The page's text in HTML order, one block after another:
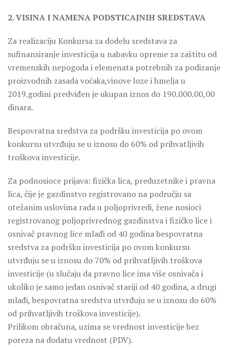
2. VISINA I NAMENA PODSTICAJNIH SREDSTAVA
Za realizaciju Konkursa za dodelu sredstava za
sufinansiranje investicija u nabavku opreme za zaštitu od
vremenskih nepogoda i elemenata potrebnih za podizanje
proizvodnih zasada voćaka,vinove loze i hmelja u
2019.godini predviđen je ukupan iznos do 190.000.00,00
dinara.
Bespovratna sredstva za podršku investicija po ovom
konkursu utvrđuju se u iznosu do 60% od prihvatljivih
troškova investicije.
Za podnosioce prijava: fizička lica, preduzetnike i pravna
lica, čije je gazdinstvo registrovano na području sa
otežanim uslovima rada u poljoprivredi, žene nosioci
registrovanog poljoprivrednog gazdinstva i fizičko lice i
osnivač pravnog lice mlađi od 40 godina bespovratna
sredstva za podršku investicija po ovom konkursu
utvrđuju se u iznosu do 70% od prihvatljivih troškova
investicije (u slučaju da pravno lice ima više osnivača i
ukoliko je samo jedan osnivač stariji od 40 godina, a drugi
mlađi, bespovratna sredstva utvrđuju se u iznosu do 60%
od prihvatljivih troškova investicije).
Prilikom obračuna, uzima se vrednost investicije bez
poreza na dodatu vrednost (PDV).